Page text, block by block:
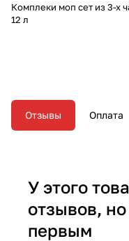
Комплеки моп сет из 3-х
12 л
Отзывы Оплата
У этого
отзывов,
первым